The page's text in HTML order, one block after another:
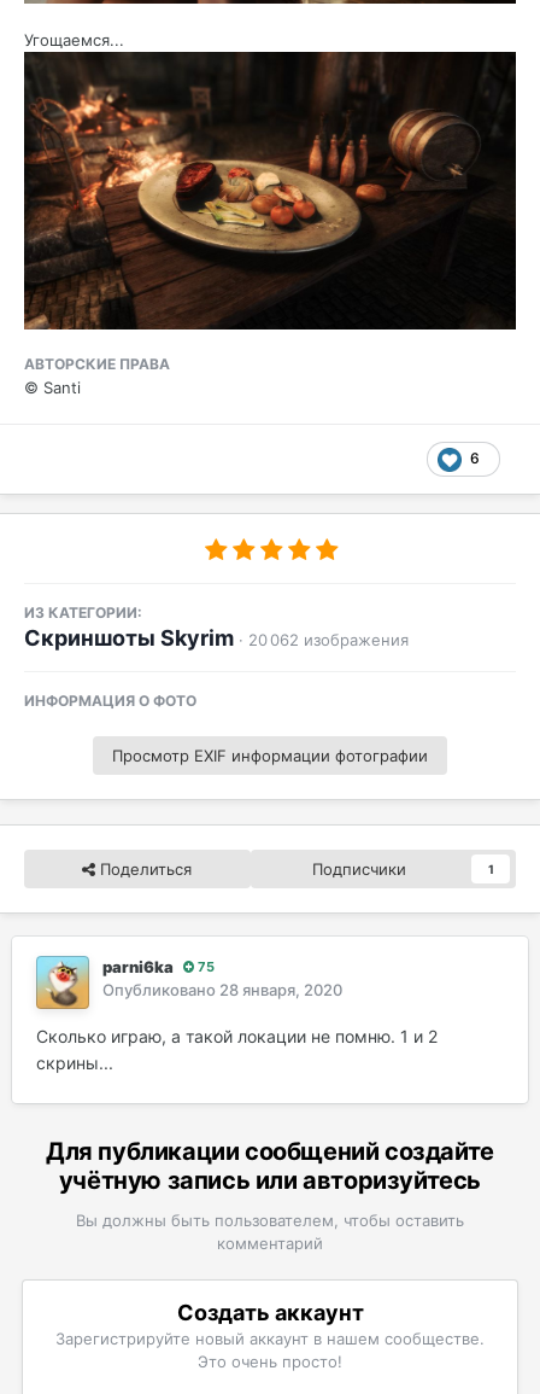
Угощаемся...
АВТОРСКИЕ ПРАВА
© Santi
6
ИЗ КАТЕГОРИИ:
Скриншоты Skyrim · 20 062 изображения
ИНФОРМАЦИЯ О ФОТО
Просмотр EXIF информации фотографии
Поделиться Подписчики 1
parni6ka 75
Опубликовано 28 января, 2020
Сколько играю, а такой локации не помню. 1 и 2
скрины...
Для публикации сообщений создайте
учётную запись или авторизуйтесь
Вы должны быть пользователем, чтобы оставить
комментарий
Создать аккаунт
Зарегистрируйте новый аккаунт в нашем сообществе.
Это очень просто!